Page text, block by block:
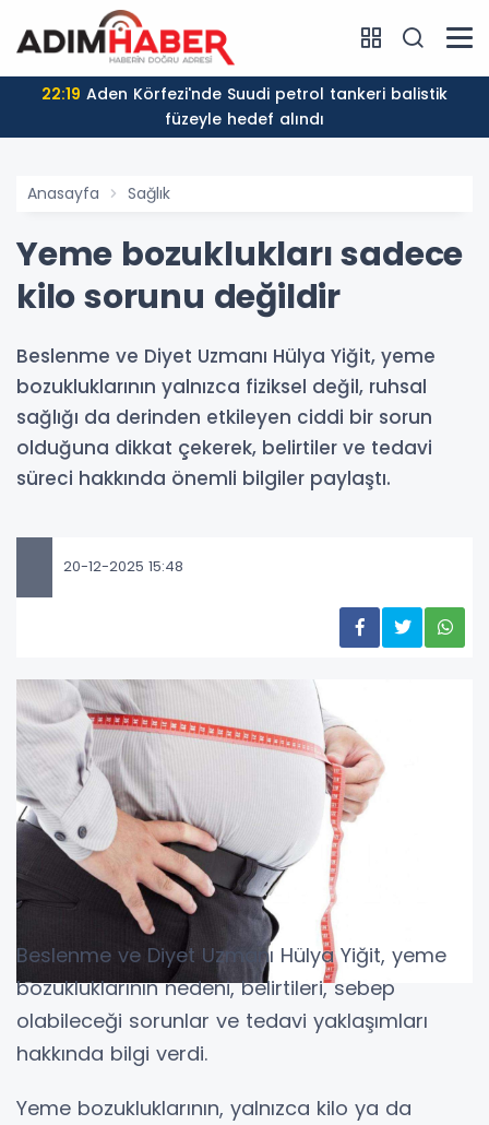
22:19
füzeyle hedef alındı
Anasayfa Sağlık
Yeme bozuklukları sadece
kilo sorunu değildir
Beslenme ve Diyet Uzmanı Hülya Yiğit, yeme
bozukluklarının yalnızca fiziksel değil, ruhsal
sağlığı da derinden etkileyen ciddi bir sorun
olduğuna dikkat çekerek, belirtiler ve tedavi
süreci hakkında önemli bilgiler paylaştı.
20-12-2025 15:48
Beslenme ve Diyet Uzmanı Hülya Yiğit, yeme
bozukluklarının nedeni, belirtileri, sebep
olabileceği sorunlar ve tedavi yaklaşımları
hakkında bilgi verdi.
Yeme bozukluklarının, yalnızca kilo ya da